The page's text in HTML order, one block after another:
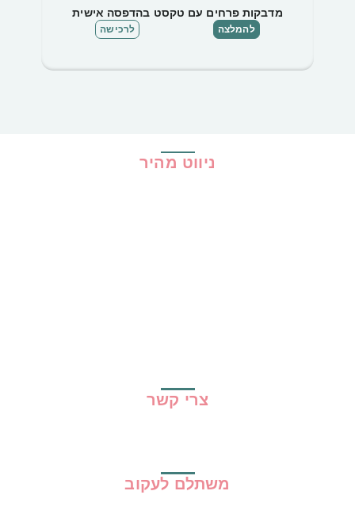
מדבקות פרחים עם טקסט בהדפסה אישית
להמלצה לרכישה
ניווט מהיר
צרי קשר
משתלם לעקוב